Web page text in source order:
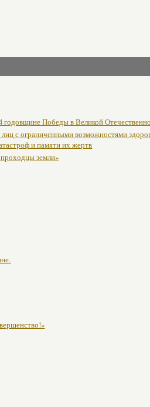
Победы в Великой
с ограниченными возможностями
и памяти их жертв
земли»